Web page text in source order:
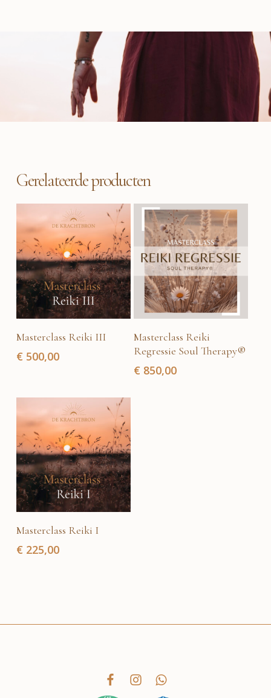
Gerelateerde producten
Toevoegen aan
Masterclass Reiki III
€500,00
Toevoegen aan
winkelwagen
Masterclass Reiki
Regressie Soul Therapy®
€ 850,00
Toevoegen aan
Masterclass Reiki I
€225,00